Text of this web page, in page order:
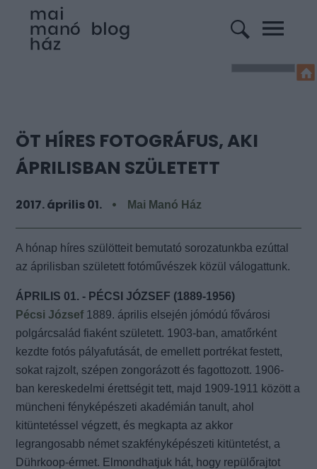
ÖT HÍRES FOTOGRÁFUS, AKI
ÁPRILISBAN SZÜLETETT
2017. április 01. Mai Manó Ház
A hónap híres szülötteit bemutató sorozatunkba ezúttal
az áprilisban született fotóművészek közül válogattunk.
ÁPRILIS 01. - PÉCSI JÓZSEF (1889-1956)
Pécsi József 1889. április elsején jómódú fővárosi
polgárcsalád fiaként született. 1903-ban, amatőrként
kezdte fotós pályafutását, de emellett portrékat festett,
sokat rajzolt, szépen zongorázott és fagottozott. 1906-
ban kereskedelmi érettségit tett, majd 1909-1911 között a
müncheni fényképészeti akadémián tanult, ahol
kitüntetéssel végzett, és megkapta az akkor
legrangosabb német szakfényképészeti kitüntetést, a
Dührkoop-érmet. Elmondhatjuk hát, hogy repülőrajtot